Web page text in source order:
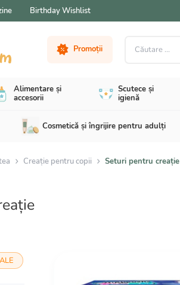
Birthday Wishlist
Promoții
Alimentare și
accesorii
Scutece și
igienă
Cosmetică și îngrijire pentru adulți
Creație pentru copii Seturi pentru creație